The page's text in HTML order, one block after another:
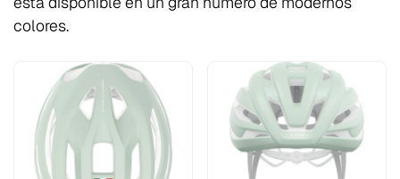
colores.